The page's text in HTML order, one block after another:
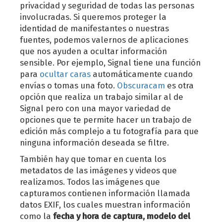
privacidad y seguridad de todas las personas
involucradas. Si queremos proteger la
identidad de manifestantes o nuestras
fuentes, podemos valernos de aplicaciones
que nos ayuden a ocultar información
sensible. Por ejemplo, Signal tiene una función
para ocultar caras automáticamente cuando
envías o tomas una foto. Obscuracam es otra
opción que realiza un trabajo similar al de
Signal pero con una mayor variedad de
opciones que te permite hacer un trabajo de
edición más complejo a tu fotografía para que
ninguna información deseada se filtre.
También hay que tomar en cuenta los
metadatos de las imágenes y videos que
realizamos. Todos las imágenes que
capturamos contienen información llamada
datos EXIF, los cuales muestran información
como la fecha y hora de captura, modelo del